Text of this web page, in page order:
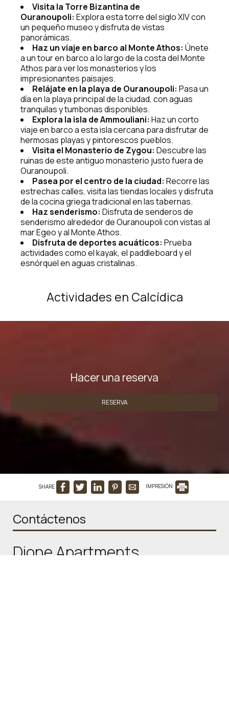
Visita la Torre Bizantina de
Ouranoupoli: Explora esta torre del siglo XIV con
un pequeño museo y disfruta de vistas
panorámicas.
Haz un viaje en barco al Monte Athos: Únete
a un tour en barco a lo largo de la costa del Monte
Athos para ver los monasterios y los
impresionantes paisajes.
Relájate en la playa de Ouranoupoli: Pasa un
día en la playa principal de la ciudad, con aguas
tranquilas y tumbonas disponibles.
Explora la isla de Ammouliani: Haz un corto
viaje en barco a esta isla cercana para disfrutar de
hermosas playas y pintorescos pueblos.
Visita el Monasterio de Zygou: Descubre las
ruinas de este antiguo monasterio justo fuera de
Ouranoupoli.
Pasea por el centro de la ciudad: Recorre las
estrechas calles, visita las tiendas locales y disfruta
de la cocina griega tradicional en las tabernas.
Haz senderismo: Disfruta de senderos de
senderismo alrededor de Ouranoupoli con vistas al
mar Egeo y al Monte Athos.
Disfruta de deportes acuáticos: Prueba
actividades como el kayak, el paddleboard y el
esnórquel en aguas cristalinas.
Actividades en Calcídica
Hacer una reserva
RESERVA
SHARE IMPRESIÓN
Contáctenos
Dione Apartments